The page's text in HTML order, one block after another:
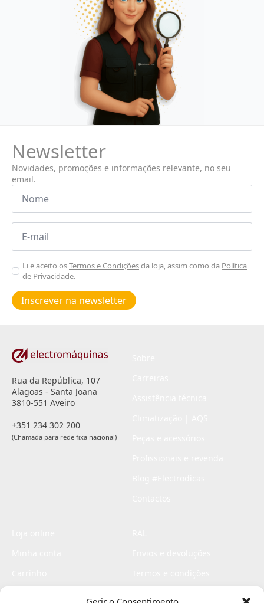
Newsletter
Novidades, promoções e informações relevante, no seu
email.
Nome
Email
Aceitar
Poiticas
de
privacidade
Li e aceito osTermos e Condiçõesda loja, assim como da Política
de Privacidade.
Inscrever na newsletter
Rua da República, 107
Alagoas - Santa Joana
3810-551 Aveiro
+351 234 302 200
(Chamada para rede fixa nacional)